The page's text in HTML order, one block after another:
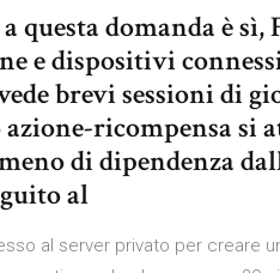
questa domanda è
e dispositivi
brevi sessioni di
azione-ricompensa si
di dipendenza
al
al server privato per creare